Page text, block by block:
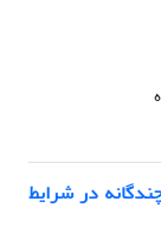
در شرایط